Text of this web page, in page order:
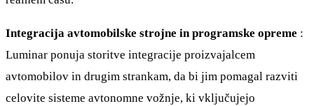
Integracija avtomobilske strojne in programske opreme :
Luminar ponuja storitve integracije proizvajalcem
avtomobilov in drugim strankam, da bi jim pomagal razviti
celovite sisteme avtonomne vožnje, ki vključujejo